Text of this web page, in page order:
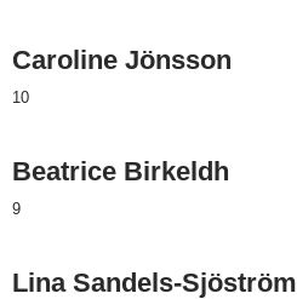
Caroline Jönsson
10
Beatrice Birkeldh
9
Lina Sandels-Sjöström